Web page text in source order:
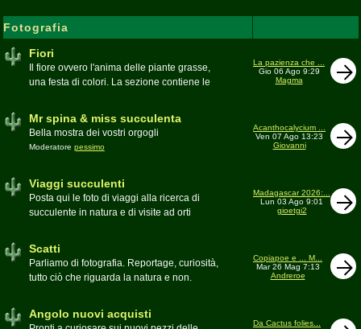
Fotografia
Fiori
Il fiore ovvero l'anima delle piante grasse,
una festa di colori. La sezione contiene le
La pazienza che ...
Gio 06 Ago 9:29
Magma
Mr spina & miss succulenta
Bella mostra dei vostri orgogli
Moderatore pessimo
Acanthocalycium ...
Ven 07 Ago 13:23
Giovanni
Viaggi succulenti
Posta qui le foto di viaggi alla ricerca di
succulente in natura e di visite ad orti
Madagascar 2026:...
Lun 03 Ago 9:01
gioetgi2
Scatti
Parliamo di fotografia. Reportage, curiosità,
tutto ciò che riguarda la natura e non.
Copiapoe e ... M...
Mar 26 Mag 7:13
Andreroe
Angolo nuovi acquisti
Da Cactus folies...